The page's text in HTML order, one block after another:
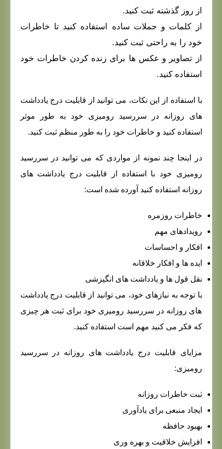
از روز گذشته ثبت کنید.
از کلمات و جملات ساده استفاده کنید تا خاطرات
خود را به راحتی ثبت کنید.
از تصاویر و عکس ها برای زنده کردن خاطرات خود
استفاده کنید.
با استفاده از این نکات، می توانید از قابلیت درج یادداشت
های روزانه در سررسید رومیزی خود به طور موثر
استفاده کنید و خاطرات خود را به طور منظم ثبت کنید.
در اینجا چند نمونه از مواردی که می توانید در سررسید
رومیزی خود با استفاده از قابلیت درج یادداشت های
روزانه استفاده کنید آورده شده است:
خاطرات روزمره
رویدادهای مهم
افکار و احساسات
ایده ها و افکار خلاقانه
نقل قول ها و یادداشت های انگیزشی
با توجه به نیازهای خود، می توانید از قابلیت درج یادداشت
های روزانه در سررسید رومیزی خود برای ثبت هر چیزی
که فکر می کنید مهم است استفاده کنید.
مزایای قابلیت درج یادداشت های روزانه در سررسید
رومیزی:
ثبت خاطرات روزانه
ایجاد منبعی برای یادآوری
بهبود حافظه
افزایش خلاقیت و بهره وری